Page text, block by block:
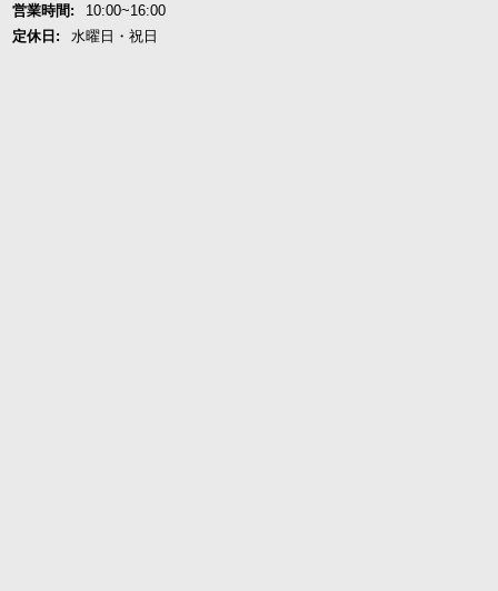
営業時間:
10:00~16:00
定休日:
水曜日・祝日